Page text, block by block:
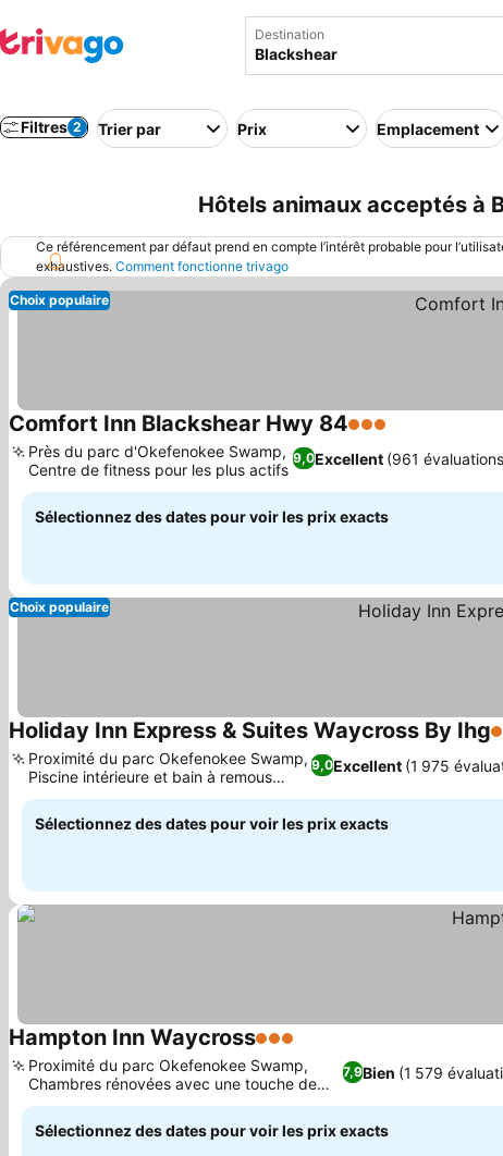
Destination
Filtres 2 Trier par Prix Emplacement
Hôtels animaux acceptés à
Ce référencement par défaut prend en compte l’intérêt probable pour
exhaustives. Comment fonctionne trivago
Choix populaire
Comfort Inn Blackshear Hwy 843 Étoiles
9,0Excellent (961
Près du parc d'Okefenokee Swamp,
Centre de fitness pour les plus actifs
Sélectionnez des dates pour voir les prix exacts
Choix populaire
Holiday Inn Express & Suites Waycross By Ihg
9,0Excellent (1 975
Proximité du parc Okefenokee Swamp,
Piscine intérieure et bain à remous
apaisant
Sélectionnez des dates pour voir les prix exacts
Hampton Inn Waycross3 Étoiles
7,9Bien (1 579
Proximité du parc Okefenokee Swamp,
Chambres rénovées avec une touche de
modernité
Sélectionnez des dates pour voir les prix exacts